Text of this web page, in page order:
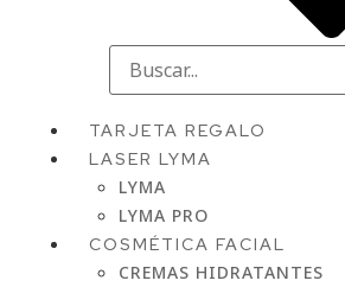
TARJETA REGALO
LASER LYMA
LYMA
LYMA PRO
COSMÉTICA FACIAL
CREMAS HIDRATANTES